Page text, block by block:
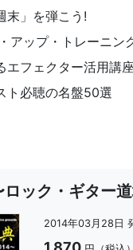
末」を弾こう!
アップ・トレーニン
フェクター活用講座
ト必聴の名盤50選
ロック・ギター
2014年03月28日